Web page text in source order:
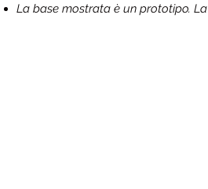
La base mostrata è un prototipo.